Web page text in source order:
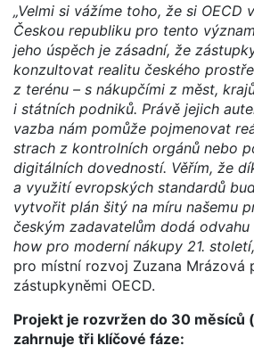
„Velmi si vážíme toho, že si OECD
Českou republiku pro tento
jeho úspěch je zásadní, že
konzultovat realitu českého
z terénu – s nákupčími z měst,
i státních podniků. Právě jejich
vazba nám pomůže pojmenovat
strach z kontrolních orgánů nebo
digitálních dovedností. Věřím, že
a využití evropských standardů
vytvořit plán šitý na míru našemu
českým zadavatelům dodá
how pro moderní nákupy 21.
pro místní rozvoj Zuzana Mrázová
zástupkyněmi OECD.
Projekt je rozvržen do 30 měsíců
zahrnuje tři klíčové fáze: